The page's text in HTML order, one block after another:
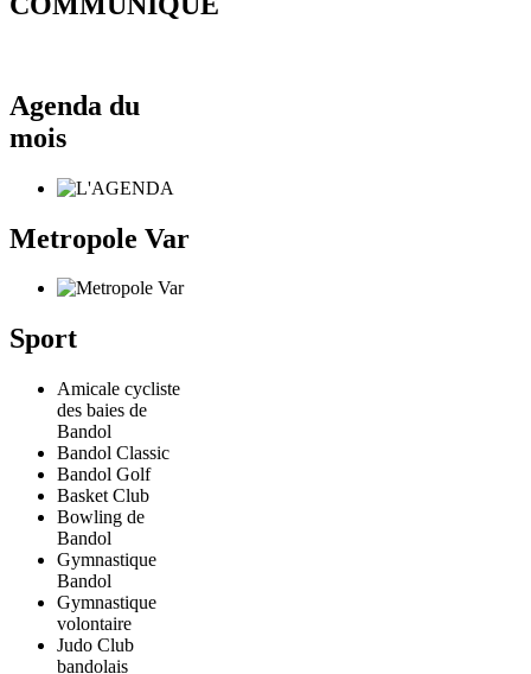
Agenda du
mois
Metropole Var
Sport
Amicale cycliste
des baies de
Bandol
Bandol Classic
Bandol Golf
Basket Club
Bowling de
Bandol
Gymnastique
Bandol
Gymnastique
volontaire
Judo Club
bandolais